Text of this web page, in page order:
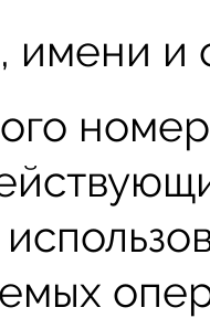
и